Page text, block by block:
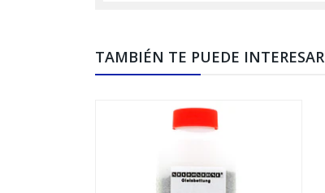
TAMBIÉN TE PUEDE INTERESAR